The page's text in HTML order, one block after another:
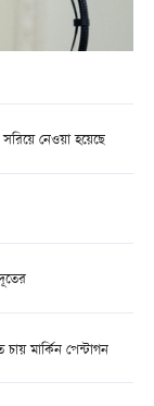
নেওয়া হয়েছে
মার্কিন পেন্টাগন